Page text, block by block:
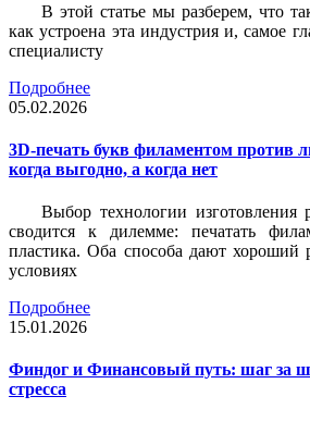
В этой статье мы разберем, что
как устроена эта индустрия и, самое
специалисту
Подробнее
05.02.2026
3D-печать букв филаментом против
когда выгодно, а когда нет
Выбор технологии изготовления
сводится к дилемме: печатать
пластика. Оба способа дают хороший
условиях
Подробнее
15.01.2026
Финдог и Финансовый путь: шаг за
стресса